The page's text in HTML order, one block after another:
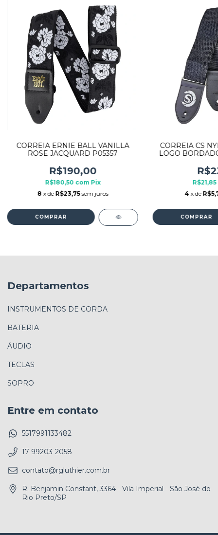
CORREIA ERNIE BALL VANILLA
ROSE JACQUARD P05357
R$190,00
R$180,50 com Pix
8 x de R$23,75 sem juros
CORREIA CS
LOGO
R$21,85
4 x de
Departamentos
INSTRUMENTOS DE CORDA
BATERIA
ÁUDIO
TECLAS
SOPRO
Entre em contato
5517991133482
17 99203-2058
contato@rgluthier.com.br
R. Benjamin Constant, 3364 - Vila Imperial - São José do
Rio Preto/SP